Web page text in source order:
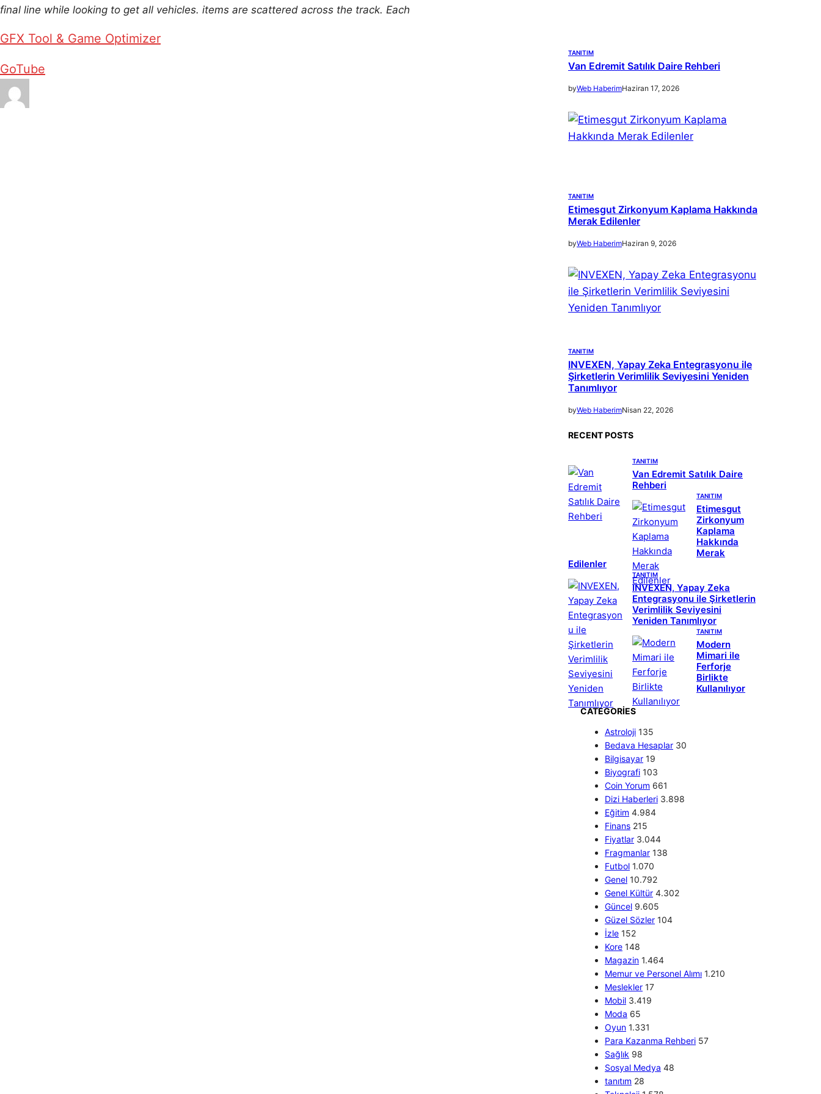
final line while looking to get all vehicles. items are scattered across the track. Each
GFX Tool & Game Optimizer
GoTube
TANITIM
Van Edremit Satılık Daire Rehberi
byWeb HaberimHaziran 17, 2026
TANITIM
Etimesgut Zirkonyum Kaplama Hakkında
Merak Edilenler
byWeb HaberimHaziran 9, 2026
TANITIM
INVEXEN, Yapay Zeka Entegrasyonu ile
Şirketlerin Verimlilik Seviyesini Yeniden
Tanımlıyor
byWeb HaberimNisan 22, 2026
RECENT POSTS
TANITIM
Van Edremit Satılık Daire
Rehberi
TANITIM
Etimesgut
Zirkonyum
Kaplama
Hakkında
Merak
Edilenler
TANITIM
INVEXEN, Yapay Zeka
Entegrasyonu ile Şirketlerin
Verimlilik Seviyesini
Yeniden Tanımlıyor
TANITIM
Modern
Mimari ile
Ferforje
Birlikte
Kullanılıyor
CATEGORIES
Astroloji 135
Bedava Hesaplar 30
Bilgisayar 19
Biyografi 103
Coin Yorum 661
Dizi Haberleri 3.898
Eğitim 4.984
Finans 215
Fiyatlar 3.044
Fragmanlar 138
Futbol 1.070
Genel 10.792
Genel Kültür 4.302
Güncel 9.605
Güzel Sözler 104
İzle 152
Kore 148
Magazin 1.464
Memur ve Personel Alımı 1.210
Meslekler 17
Mobil 3.419
Moda 65
Oyun 1.331
Para Kazanma Rehberi 57
Sağlık 98
Sosyal Medya 48
tanıtım 28